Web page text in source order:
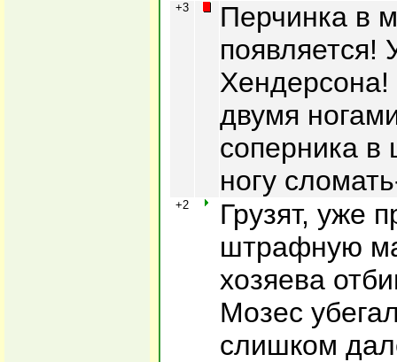
+3
Перчинка в
появляется!
двумя
соперника в
ногу
+2
Грузят, уже
штрафную
хозяева
Мозес
слишком